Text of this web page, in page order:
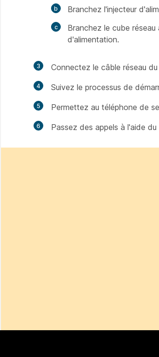
Branchez l'injecteur
Branchez le cube
d'alimentation.
3 Connectez le câble réseau
4 Suivez le processus de
5 Permettez au téléphone de
6 Passez des appels à l'aide